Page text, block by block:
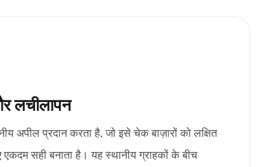
लचीलापन
अपील प्रदान करता है, जो इसे चेक बाज़ारों को लक्षित
सही बनाता है। यह स्थानीय ग्राहकों के बीच